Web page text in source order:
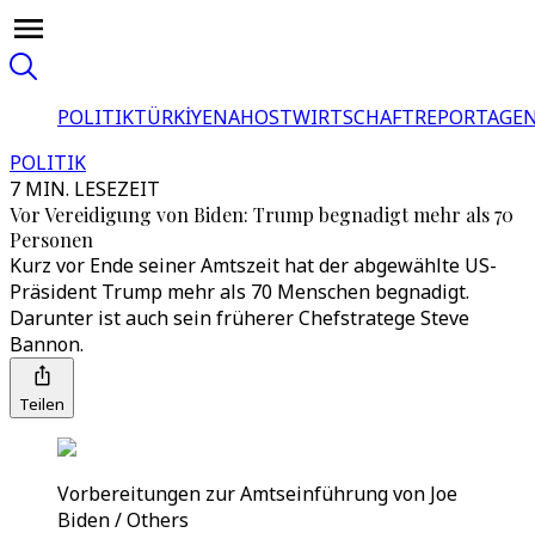
POLITIKTÜRKİYENAHOSTWIRTSCHAFT
POLITIK
7 MIN. LESEZEIT
Vor Vereidigung von Biden: Trump begnadigt mehr als 70
Personen
Kurz vor Ende seiner Amtszeit hat der abgewählte US-
Präsident Trump mehr als 70 Menschen begnadigt.
Darunter ist auch sein früherer Chefstratege Steve
Bannon.
Teilen
Vorbereitungen zur Amtseinführung von Joe
Biden / Others